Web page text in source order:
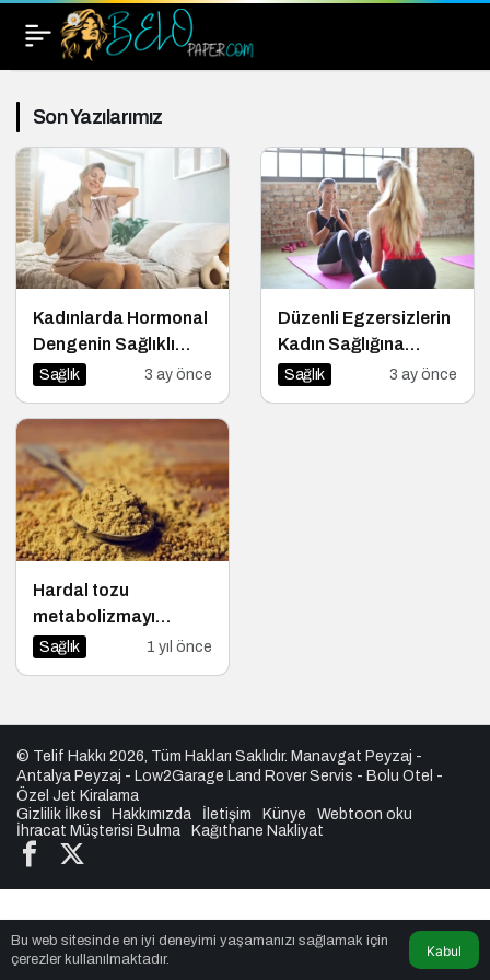
Son Yazılarımız
Kadınlarda Hormonal
Dengenin Sağlıklı
Yaşamdaki Rolü
Sağlık 3 ay önce
Düzenli Egzersizlerin
Kadın Sağlığına
Faydaları
Sağlık 3 ay önce
Hardal tozu
metabolizmayı
hızlandırır mı?
Sağlık 1 yıl önce
Bu web sitesinde en iyi deneyimi yaşamanızı sağlamak için
çerezler kullanılmaktadır.
Kabul
© Telif Hakkı 2026, Tüm Hakları Saklıdır. Manavgat Peyzaj -
Antalya Peyzaj - Low2Garage Land Rover Servis - Bolu Otel -
Özel Jet Kiralama
Gizlilik İlkesi
Hakkımızda İletişim Künye
Webtoon oku
İhracat Müşterisi Bulma
Kağıthane Nakliyat